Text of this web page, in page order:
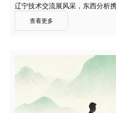
辽宁技术交流展风采，东西分析
查看更多